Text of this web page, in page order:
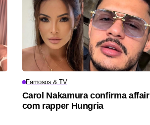
Famosos & TV
Carol Nakamura confirma affair
com rapper Hungria